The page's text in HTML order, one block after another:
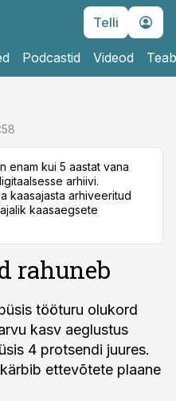
Telli
Podcastid Videod
enam kui 5 aastat vana
arhiivi.
kaasajasta arhiveeritud
kaasaegsete
rahuneb
tööturu olukord
kasv aeglustus
4 protsendi juures.
ettevõtete plaane